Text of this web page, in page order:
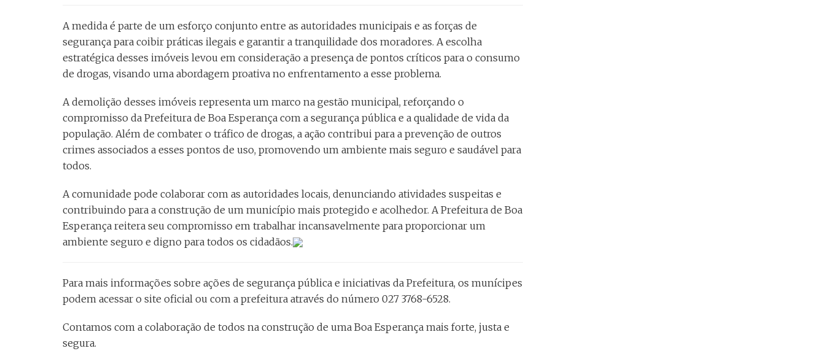
A medida é parte de um esforço conjunto entre as autoridades municipais e as forças de
segurança para coibir práticas ilegais e garantir a tranquilidade dos moradores. A escolha
estratégica desses imóveis levou em consideração a presença de pontos críticos para o consumo
de drogas, visando uma abordagem proativa no enfrentamento a esse problema.
A demolição desses imóveis representa um marco na gestão municipal, reforçando o
compromisso da Prefeitura de Boa Esperança com a segurança pública e a qualidade de vida da
população. Além de combater o tráfico de drogas, a ação contribui para a prevenção de outros
crimes associados a esses pontos de uso, promovendo um ambiente mais seguro e saudável para
todos.
A comunidade pode colaborar com as autoridades locais, denunciando atividades suspeitas e
contribuindo para a construção de um município mais protegido e acolhedor. A Prefeitura de Boa
Esperança reitera seu compromisso em trabalhar incansavelmente para proporcionar um
ambiente seguro e digno para todos os cidadãos.
Para mais informações sobre ações de segurança pública e iniciativas da Prefeitura, os munícipes
podem acessar o site oficial ou com a prefeitura através do número 027 3768-6528.
Contamos com a colaboração de todos na construção de uma Boa Esperança mais forte, justa e
segura.